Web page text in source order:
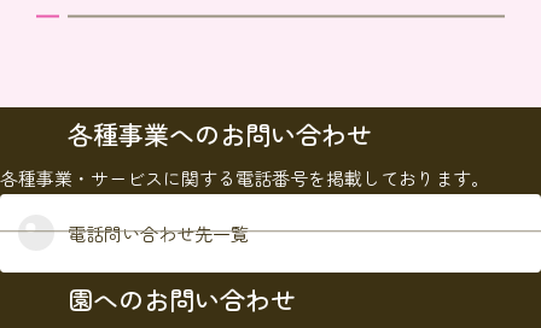
各種事業へのお問い合わせ
各種事業・サービスに関する電話番号を掲載しております。
電話問い合わせ先一覧
園へのお問い合わせ